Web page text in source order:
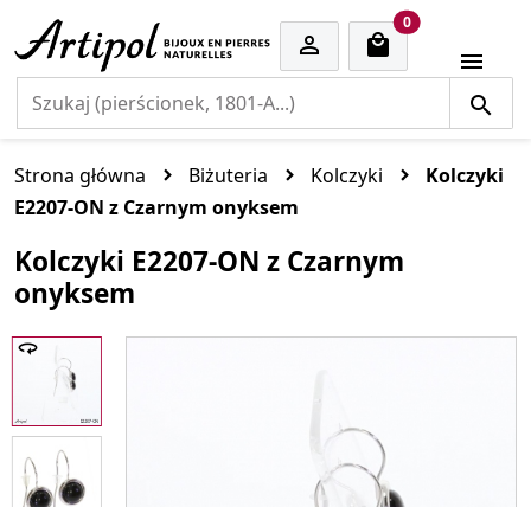

0cart items

Strona główna Biżuteria Kolczyki
Kolczyki
E2207-ON z Czarnym onyksem
Kolczyki E2207-ON z Czarnym
onyksem